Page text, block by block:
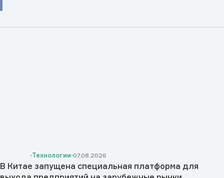
Технологии 07.08.2026
В Китае запущена специальная платформа для